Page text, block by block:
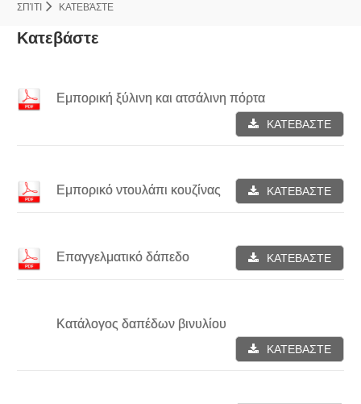
ΣΠΊΤΙ ΚΑΤΕΒΆΣΤΕ
Κατεβάστε
Εμπορική ξύλινη και ατσάλινη πόρτα
ΚΑΤΕΒΑΣΤΕ
Εμπορικό ντουλάπι κουζίνας ΚΑΤΕΒΑΣΤΕ
Επαγγελματικό δάπεδο ΚΑΤΕΒΑΣΤΕ
Κατάλογος δαπέδων βινυλίου
ΚΑΤΕΒΑΣΤΕ